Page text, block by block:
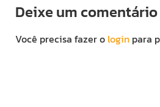
Deixe um comentário
Você precisa fazer o login para